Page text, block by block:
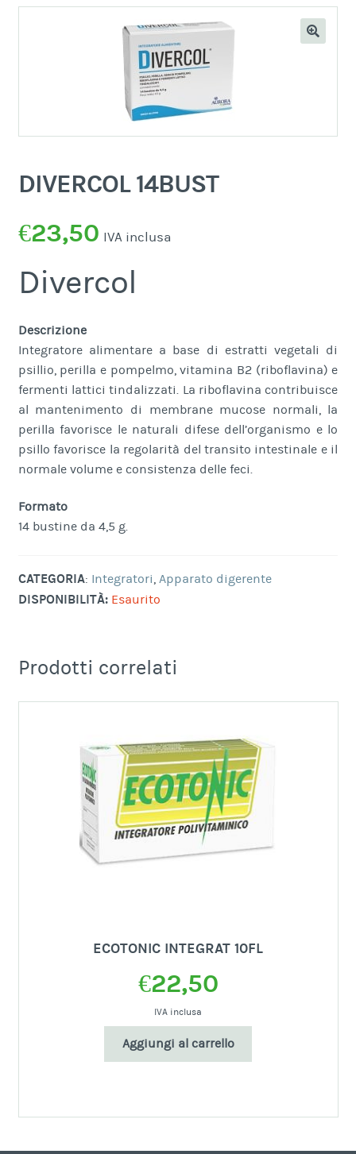
DIVERCOL 14BUST
€23,50 IVA inclusa
Divercol
Descrizione
Integratore alimentare a base di estratti vegetali di
psillio, perilla e pompelmo, vitamina B2 (riboflavina) e
fermenti lattici tindalizzati. La riboflavina contribuisce
al mantenimento di membrane mucose normali, la
perilla favorisce le naturali difese dell’organismo e lo
psillo favorisce la regolarità del transito intestinale e il
normale volume e consistenza delle feci.
Formato
14 bustine da 4,5 g.
CATEGORIA: Integratori, Apparato digerente
DISPONIBILITÀ: Esaurito
Prodotti correlati
ECOTONIC INTEGRAT 10FL
€22,50
IVA inclusa
Aggiungi al carrello